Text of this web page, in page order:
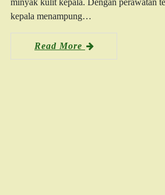
minyak kulit kepala. Dengan perawatan
kepala menampung…
Read More